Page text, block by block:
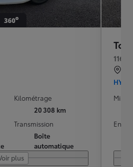
Kilométrage
20 308 km
Transmission
Boîte
automatique
plus
116h
Mise